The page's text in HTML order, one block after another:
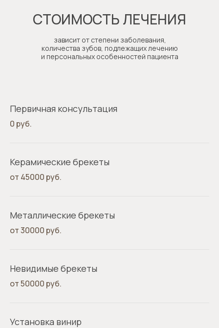
СТОИМОСТЬ ЛЕЧЕНИЯ
зависит от степени заболевания,
количества зубов, подлежащих лечению
и персональных особенностей пациента
Первичная консультация
0 руб.
Керамические брекеты
от 45000 руб.
Металлические брекеты
от 30000 руб.
Невидимые брекеты
от 50000 руб.
Установка винир